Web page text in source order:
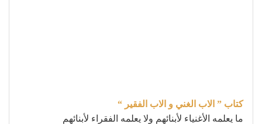
كتاب ” الاب الغني و الاب الفقير “
ما يعلمه الأغنياء لأبنائهم ولا يعلمه الفقراء لأبنائهم